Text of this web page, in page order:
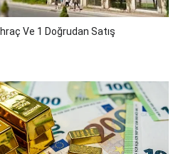
Ve 1 Doğrudan Satış